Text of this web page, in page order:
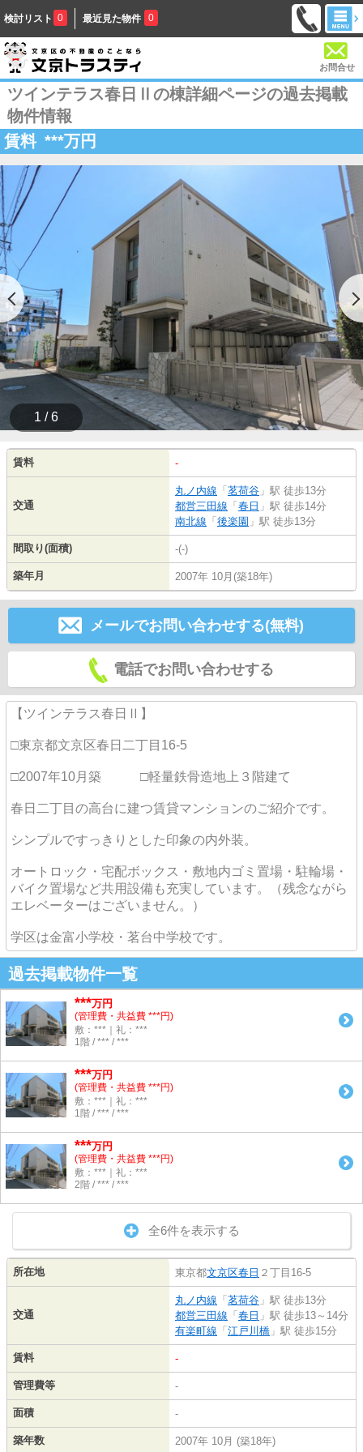
検討リスト 0 最近見た物件 0
お問合せ
ツインテラス春日Ⅱの棟詳細ページの過去掲載
物件情報
賃料 ***万円
1 / 6
賃料 -
交通
丸ノ内線 「 茗荷谷 」駅 徒歩13分
都営三田線 「 春日 」駅 徒歩14分
南北線 「 後楽園 」駅 徒歩13分
間取り(面積) -(-)
築年月 2007年 10月(築18年)
メールでお問い合わせする(無料)
電話でお問い合わせする
【ツインテラス春日Ⅱ】
□東京都文京区春日二丁目16-5
□2007年10月築 □軽量鉄骨造地上３階建て
春日二丁目の高台に建つ賃貸マンションのご紹介です。
シンプルですっきりとした印象の内外装。
オートロック・宅配ボックス・敷地内ゴミ置場・駐輪場・
バイク置場など共用設備も充実しています。（残念ながら
エレベーターはございません。）
学区は金富小学校・茗台中学校です。
過去掲載物件一覧
***万円
(管理費・共益費 ***円)
敷：***｜礼：***
1階 / *** / ***
***万円
(管理費・共益費 ***円)
敷：***｜礼：***
1階 / *** / ***
***万円
(管理費・共益費 ***円)
敷：***｜礼：***
2階 / *** / ***
全6件を表示する
所在地 東京都文京区春日 ２丁目16-5
交通
丸ノ内線 「 茗荷谷 」駅 徒歩13分
都営三田線 「 春日 」駅 徒歩13～14分
有楽町線 「 江戸川橋 」駅 徒歩15分
賃料 -
管理費等 -
面積 -
築年数 2007年 10月 (築18年)